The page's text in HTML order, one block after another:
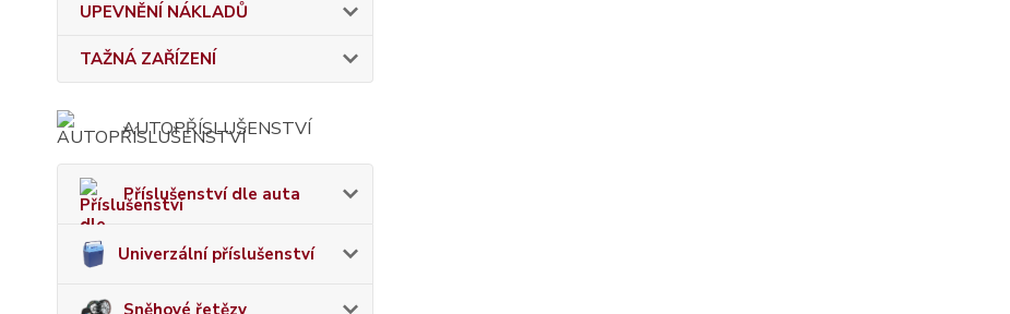
UPEVNĚNÍ NÁKLADŮ
TAŽNÁ ZAŘÍZENÍ
AUTOPŘÍSLUŠENSTVÍ
Příslušenství dle auta
Univerzální příslušenství
Sněhové řetězy